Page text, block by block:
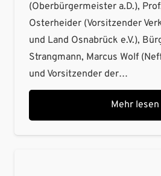
(Oberbürgermeister a.D.),
Osterheider (Vorsitzender
und Land Osnabrück e.V.),
Strangmann, Marcus Wolf
und Vorsitzender der…
Mehr lesen